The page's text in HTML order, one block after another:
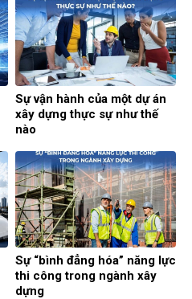
Sự vận hành của một dự án
xây dựng thực sự như thế
nào
Sự “bình đẳng hóa” năng lực
thi công trong ngành xây
dựng